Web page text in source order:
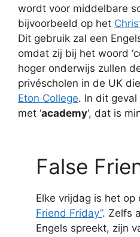
wordt voor middelbare
bijvoorbeeld op het
Dit gebruik zal een
omdat zij bij het woord
hoger onderwijs zullen
privéscholen in de UK
Eton College. In dit
met ‘academy‘, dat is
False
Elke vrijdag is het op
Friend Friday”. Zelfs
Engels spreekt, zijn